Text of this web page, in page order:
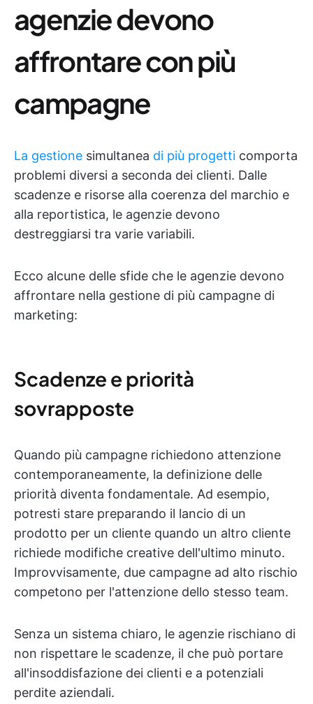
agenzie devono
affrontare con più
campagne
La gestione simultanea di più progetti comporta
problemi diversi a seconda dei clienti. Dalle
scadenze e risorse alla coerenza del marchio e
alla reportistica, le agenzie devono
destreggiarsi tra varie variabili.
Ecco alcune delle sfide che le agenzie devono
affrontare nella gestione di più campagne di
marketing:
Scadenze e priorità
sovrapposte
Quando più campagne richiedono attenzione
contemporaneamente, la definizione delle
priorità diventa fondamentale. Ad esempio,
potresti stare preparando il lancio di un
prodotto per un cliente quando un altro cliente
richiede modifiche creative dell'ultimo minuto.
Improvvisamente, due campagne ad alto rischio
competono per l'attenzione dello stesso team.
Senza un sistema chiaro, le agenzie rischiano di
non rispettare le scadenze, il che può portare
all'insoddisfazione dei clienti e a potenziali
perdite aziendali.